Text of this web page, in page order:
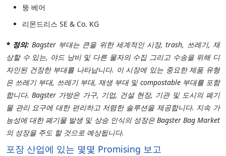
뚱 베어
리몬드리스 SE & Co. KG
* 정의: Bagster 부대는 큰을 위한 세계적인 시장, trash, 쓰레기, 재
상할 수 있는, 야드 낭비 및 다른 물자의 수집 그리고 수송을 위해 디
자인된 건장한 부대를 나타납니다. 이 시장에 있는 중요한 제품 유형
은 쓰레기 부대, 쓰레기 부대, 재생 부대 및 compostable 부대를 포함
합니다. Bagster 가방은 가구, 기업, 건설 현장, 기관 및 도시의 폐기
물 관리 요구에 대한 편리하고 저렴한 솔루션을 제공합니다. 지속 가
능성에 대한 폐기물 발생 및 상승 인식의 성장은 Bagster Bag Market
의 성장을 주도 할 것으로 예상됩니다.
포장 산업에 있는 몇몇 Promising 보고